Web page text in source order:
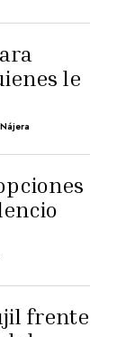
le
frente